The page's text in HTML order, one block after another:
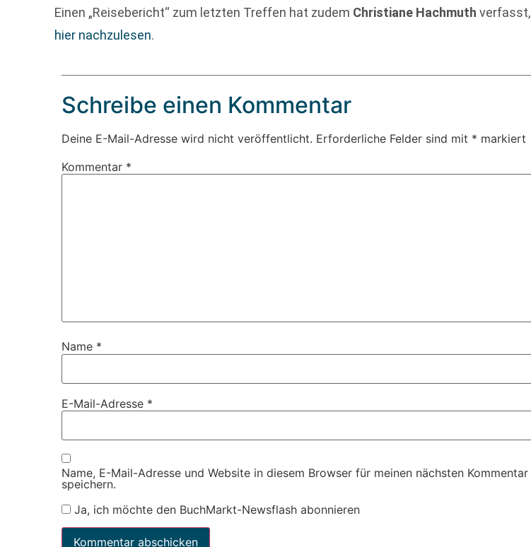
Einen „Reisebericht“ zum letzten Treffen hat zudem Christiane Hachmuth verfasst,
hier nachzulesen.
Schreibe einen Kommentar
Deine E-Mail-Adresse wird nicht veröffentlicht. Erforderliche Felder sind mit * markiert
Kommentar *
Name *
E-Mail-Adresse *
Name, E-Mail-Adresse und Website in diesem Browser für meinen nächsten Kommentar
speichern.
Ja, ich möchte den BuchMarkt-Newsflash abonnieren